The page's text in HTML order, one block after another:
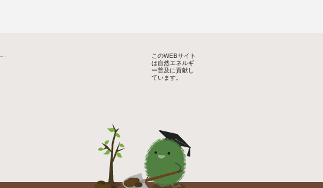
このWEBサイト
は自然エネルギ
ー普及に貢献し
ています。